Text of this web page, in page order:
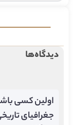
دیدگاه‌ها
اولین کسی
جغرافیای